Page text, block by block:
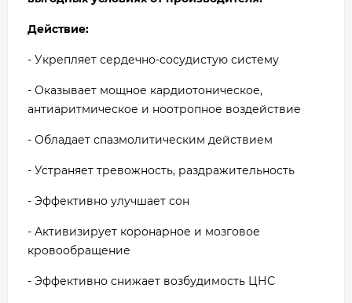
Действие:
- Укрепляет сердечно-сосудистую систему
- Оказывает мощное кардиотоническое,
антиаритмическое и ноотропное воздействие
- Обладает спазмолитическим действием
- Устраняет тревожность, раздражительность
- Эффективно улучшает сон
- Активизирует коронарное и мозговое
кровообращение
- Эффективно снижает возбудимость ЦНС